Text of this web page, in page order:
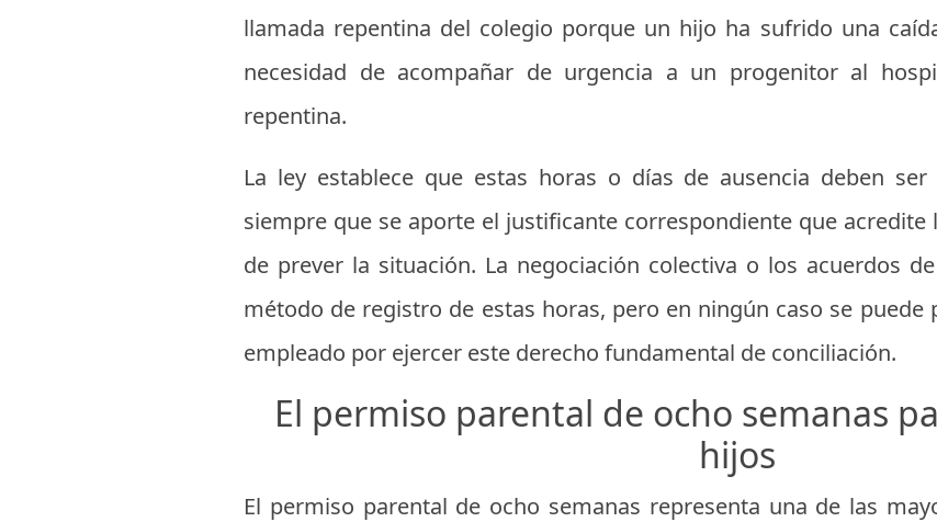
llamada repentina del colegio porque un hijo ha sufrido una
necesidad de acompañar de urgencia a un progenitor al
repentina.
La ley establece que estas horas o días de ausencia deben
siempre que se aporte el justificante correspondiente que
de prever la situación. La negociación colectiva o los acuerdos
método de registro de estas horas, pero en ningún caso se puede
empleado por ejercer este derecho fundamental de conciliación.
El permiso parental de ocho semanas
hijos
El permiso parental de ocho semanas representa una de las